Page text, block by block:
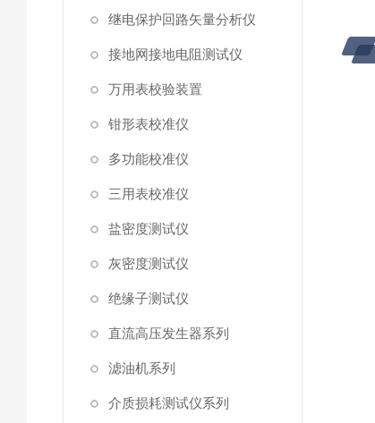
继电保护回路矢量分析仪
接地网接地电阻测试仪
万用表校验装置
钳形表校准仪
多功能校准仪
三用表校准仪
盐密度测试仪
灰密度测试仪
绝缘子测试仪
直流高压发生器系列
滤油机系列
介质损耗测试仪系列